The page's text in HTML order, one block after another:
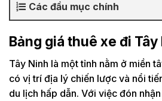
Các đầu mục chính
Bảng giá thuê xe đi
Tây Ninh là một tỉnh nằm ở miền
có vị trí địa lý chiến lược và nổi
du lịch hấp dẫn. Với việc đón